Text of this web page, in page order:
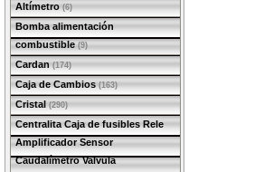
Altímetro (6)
Bomba alimentación
combustible(9)
Cardan (174)
Caja de Cambios (163)
Cristal (290)
Centralita Caja de fusibles Rele
Amplificador Sensor
Caudalímetro Valvula